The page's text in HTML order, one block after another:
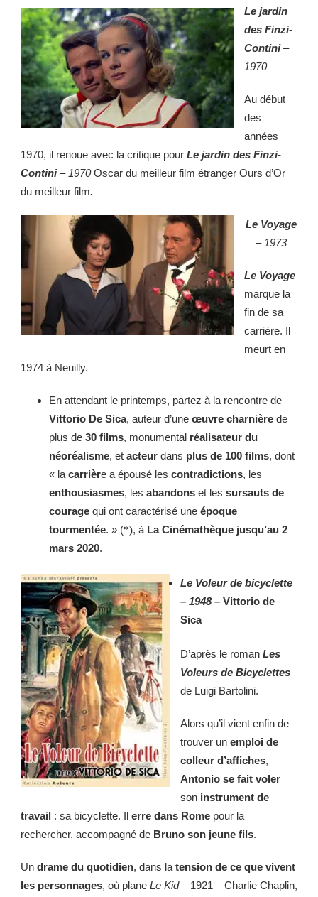
Le jardin
des Finzi-
Contini–
1970
Au début
des
années
1970, il renoue avec la critique pour Le jardin des Finzi-
Contini– 1970Oscar du meilleur film étranger Ours d’Or
du meilleur film.
Le Voyage
– 1973
Le Voyage
marque la
fin de sa
carrière. Il
meurt en
1974 à Neuilly.
En attendant le printemps, partez à la rencontre de
Vittorio De Sica, auteur d’une œuvre charnière de
plus de 30 films, monumental réalisateur du
néoréalisme, et acteur dans plus de 100 films, dont
« la carrière a épousé les contradictions, les
enthousiasmes, les abandons et les sursauts de
courage qui ont caractérisé une époque
tourmentée. » (*), à La Cinémathèque jusqu’au 2
mars 2020.
Le Voleur de bicyclette
– 1948 – Vittorio de
Sica
D’après le roman Les
Voleurs de Bicyclettes
de Luigi Bartolini.
Alors qu’il vient enfin de
trouver un emploi de
colleur d’affiches,
Antonio se fait voler
son instrument de
travail : sa bicyclette. Il erre dans Rome pour la
rechercher, accompagné de Bruno son jeune fils.
Un drame du quotidien, dans la tension de ce que vivent
les personnages, où plane Le Kid– 1921 – Charlie Chaplin,